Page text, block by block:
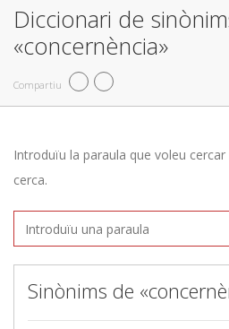
Diccionari de
«concernència»
Compartiu
Introduïu la paraula que voleu
cerca.
Sinònims de